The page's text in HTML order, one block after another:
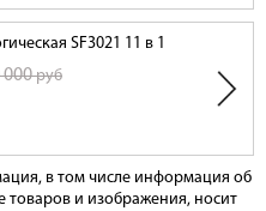
SF3021 11 в 1
000руб
в том числе информация об
товаров и изображения, носит